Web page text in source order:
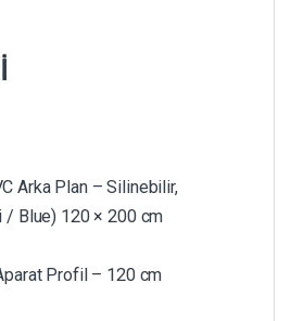
Arka Plan – Silinebilir,
/ Blue) 120 × 200 cm
Profil – 120 cm